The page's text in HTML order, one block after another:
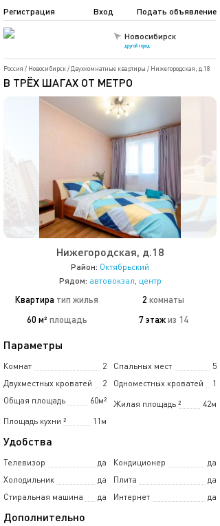
Новосибирск
другой город
Подать объявление
Регистрация Вход
Россия / Новосибирск/ Двухкомнатные квартиры / Нижегородская, д.18
В ТРЁХ ШАГАХ ОТ МЕТРО
Нижегородская, д.18
Район: Октябрьский
Рядом: автовокзал, центр
Квартира тип жилья 2 комнаты
60 м² площадь 7 этаж из 14
Параметры
Комнат 2 Спальных мест
5
Двухместных кроватей
2 Одноместных кроватей
1
Общая площадь
60м² Жилая площадь 42м
²
Площадь кухни
11м
²
Удобства
Телевизор да Кондиционер
да
Холодильник
да Плита
да
Стиральная машина
да Интернет да
Дополнительно